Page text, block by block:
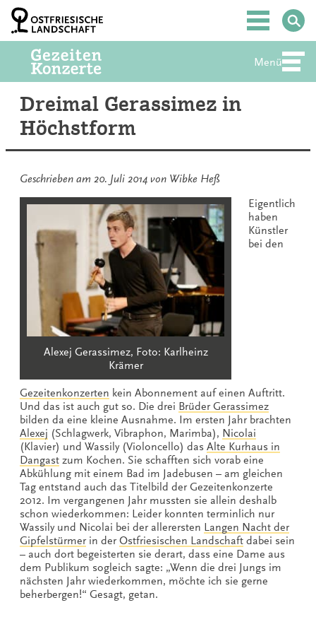
Zum
Inhalt
springen
Hauptmenü
Menü
Dreimal Gerassimez in
Höchstform
Geschrieben am 20. Juli 2014 von Wibke Heß
Alexej Gerassimez, Foto: Karlheinz
Krämer
Eigentlich
haben
Künstler
bei den
Gezeitenkonzerten kein Abonnement auf einen Auftritt.
Und das ist auch gut so. Die drei Brüder Gerassimez
bilden da eine kleine Ausnahme. Im ersten Jahr brachten
Alexej (Schlagwerk, Vibraphon, Marimba), Nicolai
(Klavier) und Wassily (Violoncello) das Alte Kurhaus in
Dangast zum Kochen. Sie schafften sich vorab eine
Abkühlung mit einem Bad im Jadebusen – am gleichen
Tag entstand auch das Titelbild der Gezeitenkonzerte
2012. Im vergangenen Jahr mussten sie allein deshalb
schon wiederkommen: Leider konnten terminlich nur
Wassily und Nicolai bei der allerersten Langen Nacht der
Gipfelstürmerin derOstfriesischen Landschaft dabei sein
– auch dort begeisterten sie derart, dass eine Dame aus
dem Publikum sogleich sagte: „Wenn die drei Jungs im
nächsten Jahr wiederkommen, möchte ich sie gerne
beherbergen!“ Gesagt, getan.